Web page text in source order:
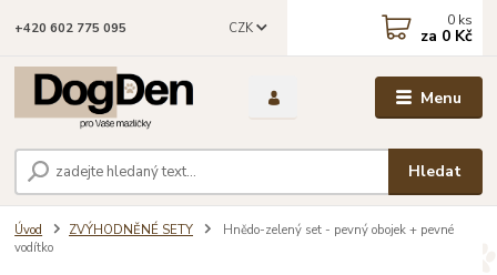
Menu
CZK
Hledat
+420 602 775 095 0 ks
za 0 Kč
Úvod ZVÝHODNĚNÉ SETY
Hnědo-zelený set - pevný obojek + pevné
vodítko